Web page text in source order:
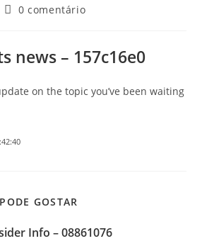
0 comentário
news – 157c16e0
on the topic you’ve been waiting
GOSTAR
Info – 08861076